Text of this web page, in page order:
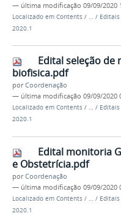
— última modificação 09/09/2020
Localizado em Contents / / Editais
2020.1
Edital seleção de
biofisica.pdf
porCoordenação
— última modificação 09/09/2020
Localizado em Contents / … / Editais
2020.1
Edital monitoria
e Obstetrícia.pdf
porCoordenação
— última modificação 09/09/2020
Localizado em Contents / … / Editais
2020.1